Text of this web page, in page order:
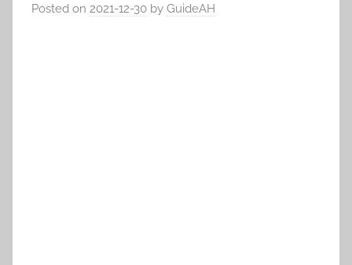
Posted on 2021-12-30 by GuideAH